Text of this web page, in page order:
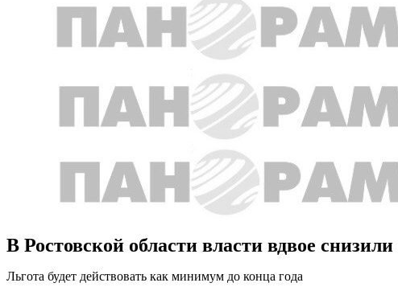
В Ростовской области власти вдвое
Льгота будет действовать как минимум до конца года